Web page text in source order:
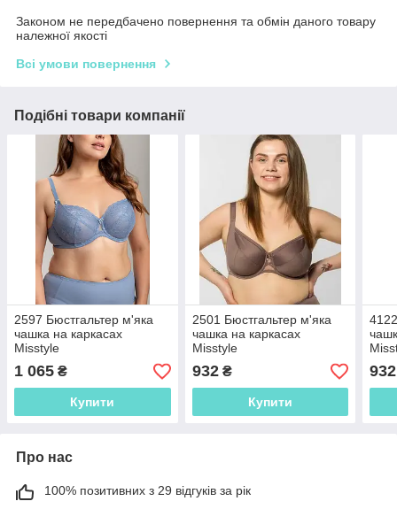
Законом не передбачено повернення та обмін даного товару
належної якості
Всі умови повернення
Подібні товари компанії
2597 Бюстгальтер м'яка
чашка на каркасах
Misstyle
1 065 ₴
Купити
2501 Бюстгальтер м'яка
чашка на каркасах
Misstyle
932₴
Купити
932
Про нас
100% позитивних з 29 відгуків за рік